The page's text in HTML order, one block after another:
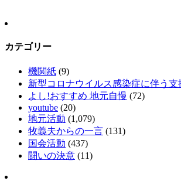
カテゴリー
機関紙 (9)
新型コロナウイルス感染症に伴う支
よし!おすすめ 地元自慢 (72)
youtube (20)
地元活動 (1,079)
牧義夫からの一言 (131)
国会活動 (437)
闘いの決意 (11)